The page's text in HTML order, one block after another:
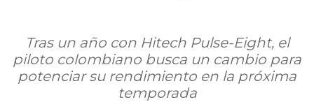
Tras un año con Hitech Pulse-Eight, el
piloto colombiano busca un cambio para
potenciar su rendimiento en la próxima
temporada